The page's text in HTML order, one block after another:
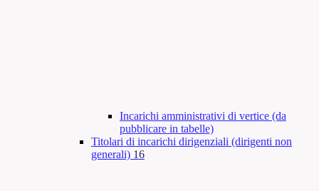
Incarichi amministrativi di vertice (da
pubblicare in tabelle)
Titolari di incarichi dirigenziali (dirigenti non
generali) 16